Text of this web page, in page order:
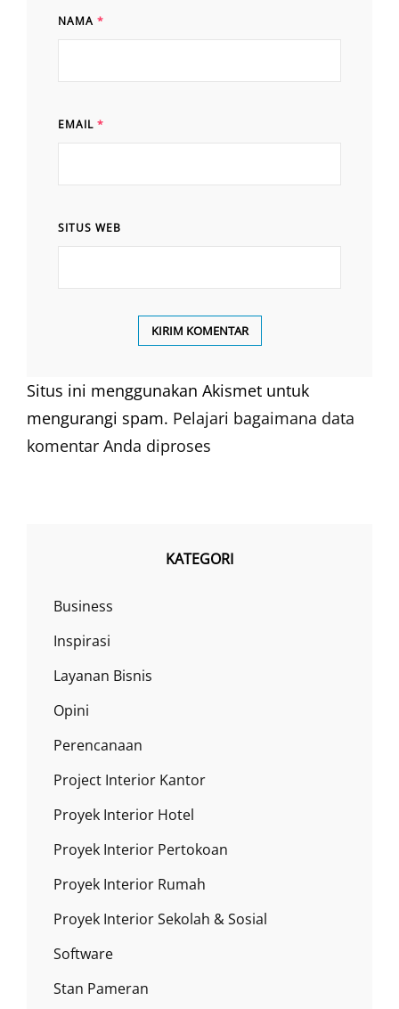
NAMA *
EMAIL *
SITUS WEB
Situs ini menggunakan Akismet untuk
mengurangi spam. Pelajari bagaimana data
komentar Anda diproses
KATEGORI
Business
Inspirasi
Layanan Bisnis
Opini
Perencanaan
Project Interior Kantor
Proyek Interior Hotel
Proyek Interior Pertokoan
Proyek Interior Rumah
Proyek Interior Sekolah & Sosial
Software
Stan Pameran